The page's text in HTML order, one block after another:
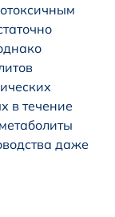
в течение
даже